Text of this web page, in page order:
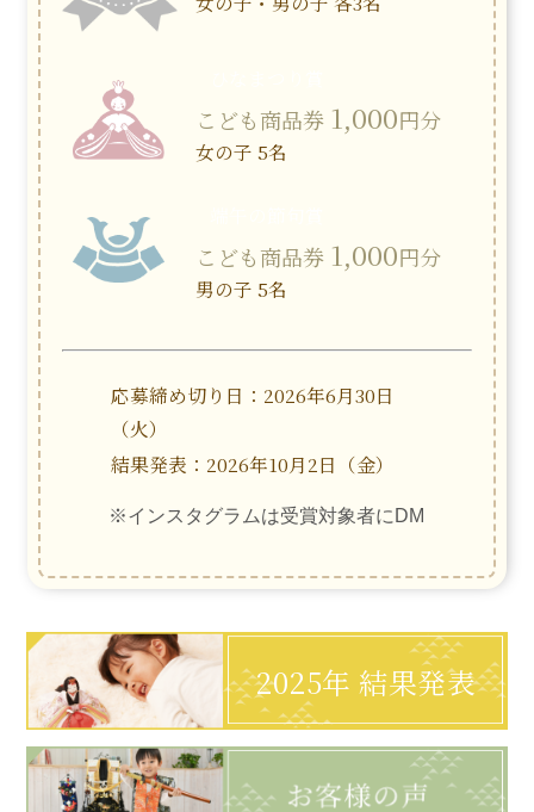
こども商品券 1,000円分
女の子 5名
こども商品券 1,000円分
男の子 5名
応募締め切り日：2026年6月30日
（火）
結果発表：2026年10月2日（金）
※インスタグラムは受賞対象者にDM
2025年 結果発表